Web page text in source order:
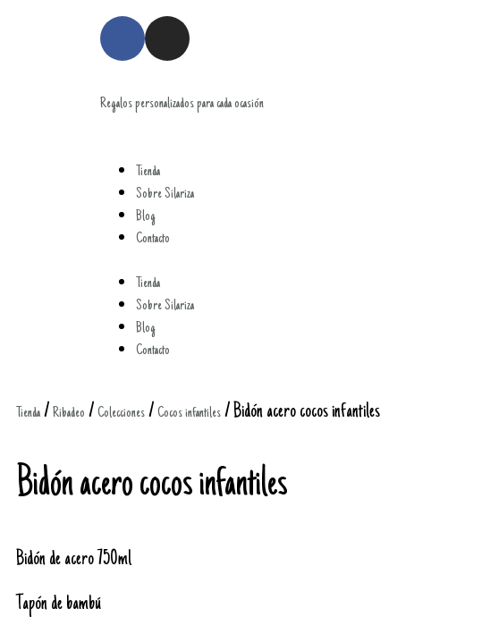
Regalos personalizados para cada ocasión
Tienda
Sobre Silariza
Blog
Contacto
Tienda
Sobre Silariza
Blog
Contacto
Tienda / Ribadeo / Colecciones / Cocos infantiles / Bidón acero cocos infantiles
Bidón acero cocos infantiles
Bidón de acero 750ml
Tapón de bambú